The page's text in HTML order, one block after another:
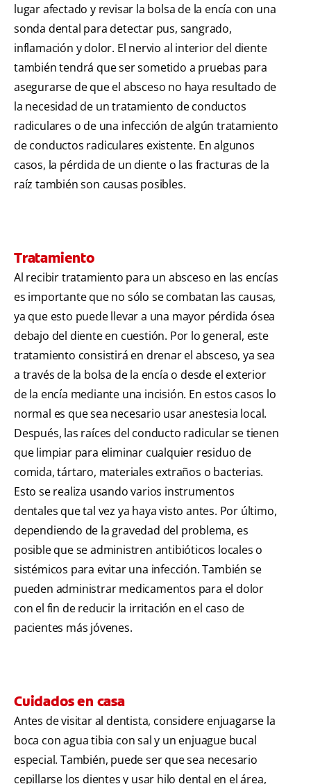
lugar afectado y revisar la bolsa de la encía con una
sonda dental para detectar pus, sangrado,
inflamación y dolor. El nervio al interior del diente
también tendrá que ser sometido a pruebas para
asegurarse de que el absceso no haya resultado de
la necesidad de un tratamiento de conductos
radiculares o de una infección de algún tratamiento
de conductos radiculares existente. En algunos
casos, la pérdida de un diente o las fracturas de la
raíz también son causas posibles.
Tratamiento
Al recibir tratamiento para un absceso en las encías
es importante que no sólo se combatan las causas,
ya que esto puede llevar a una mayor pérdida ósea
debajo del diente en cuestión. Por lo general, este
tratamiento consistirá en drenar el absceso, ya sea
a través de la bolsa de la encía o desde el exterior
de la encía mediante una incisión. En estos casos lo
normal es que sea necesario usar anestesia local.
Después, las raíces del conducto radicular se tienen
que limpiar para eliminar cualquier residuo de
comida, tártaro, materiales extraños o bacterias.
Esto se realiza usando varios instrumentos
dentales que tal vez ya haya visto antes. Por último,
dependiendo de la gravedad del problema, es
posible que se administren antibióticos locales o
sistémicos para evitar una infección. También se
pueden administrar medicamentos para el dolor
con el fin de reducir la irritación en el caso de
pacientes más jóvenes.
Cuidados en casa
Antes de visitar al dentista, considere enjuagarse la
boca con agua tibia con sal y un enjuague bucal
especial. También, puede ser que sea necesario
cepillarse los dientes y usar hilo dental en el área,